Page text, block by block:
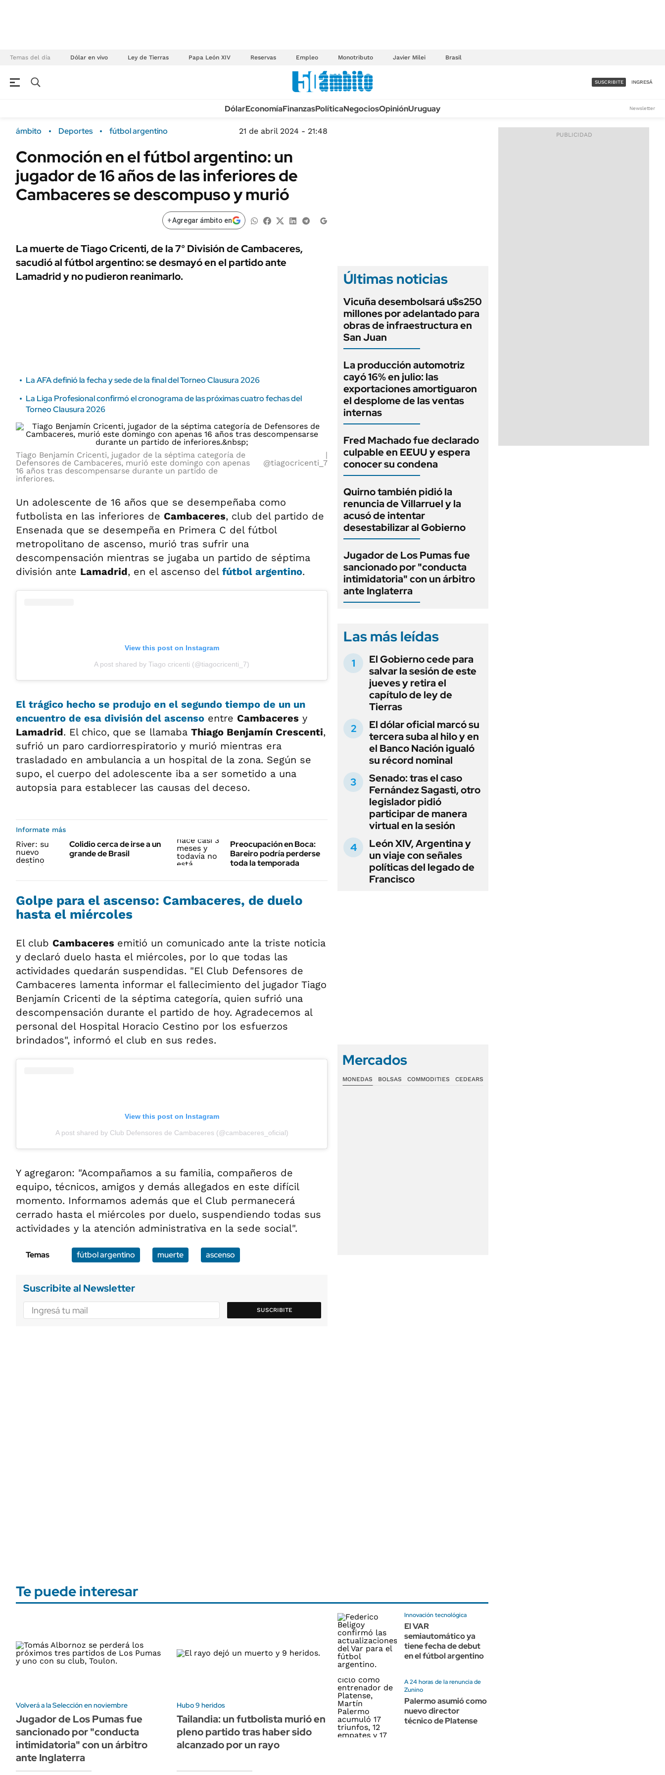
Temas del día Dólar en vivo Ley de Tierras Papa León XIV Reservas Empleo Monotributo Javier Milei Brasil
Campo
FINANZAS
Dólar
Real Estate
Sustentabilidad
POLÍTICA
URUGUAY
TECNOLOGÍA
MÉXICO
MUNDO
INFORMACIÓN GENERAL
ESPECTÁCULOS
AUTOS
ACCESO FULL - $1.800/MES
SUSCRIBITE INGRESÁ
DólarEconomíaFinanzasPolíticaNegociosOpiniónUruguay Newsletter
ámbito Deportes fútbol argentino 21 de abril 2024 - 21:48
Conmoción en el fútbol argentino: un
jugador de 16 años de las inferiores de
Cambaceres se descompuso y murió
+Agregar ámbito en
La muerte de Tiago Cricenti, de la 7° División de Cambaceres,
sacudió al fútbol argentino: se desmayó en el partido ante
Lamadrid y no pudieron reanimarlo.
La AFA definió la fecha y sede de la final del Torneo Clausura 2026
La Liga Profesional confirmó el cronograma de las próximas cuatro fechas del
Torneo Clausura 2026
Tiago Benjamín Cricenti, jugador de la séptima categoría de
Defensores de Cambaceres, murió este domingo con apenas
16 años tras descompensarse durante un partido de
inferiores.
@tiagocricenti_7
Un adolescente de 16 años que se desempeñaba como
futbolista en las inferiores de Cambaceres, club del partido de
Ensenada que se desempeña en Primera C del fútbol
metropolitano de ascenso, murió tras sufrir una
descompensación mientras se jugaba un partido de séptima
división ante Lamadrid, en el ascenso del fútbol argentino.
View this post on Instagram
A post shared by Tiago cricenti (@tiagocricenti_7)
El trágico hecho se produjo en el segundo tiempo de un un
encuentro de esa división del ascenso entre Cambaceres y
Lamadrid. El chico, que se llamaba Thiago Benjamín Crescenti,
sufrió un paro cardiorrespiratorio y murió mientras era
trasladado en ambulancia a un hospital de la zona. Según se
supo, el cuerpo del adolescente iba a ser sometido a una
autopsia para establecer las causas del deceso.
Informate más
Colidio cerca de irse a un
grande de Brasil
Preocupación en Boca:
Bareiro podría perderse
toda la temporada
Golpe para el ascenso: Cambaceres, de duelo
hasta el miércoles
El club Cambaceres emitió un comunicado ante la triste noticia
y declaró duelo hasta el miércoles, por lo que todas las
actividades quedarán suspendidas. "El Club Defensores de
Cambaceres lamenta informar el fallecimiento del jugador Tiago
Benjamín Cricenti de la séptima categoría, quien sufrió una
descompensación durante el partido de hoy. Agradecemos al
personal del Hospital Horacio Cestino por los esfuerzos
brindados", informó el club en sus redes.
View this post on Instagram
A post shared by Club Defensores de Cambaceres (@cambaceres_oficial)
Y agregaron: "Acompañamos a su familia, compañeros de
equipo, técnicos, amigos y demás allegados en este difícil
momento. Informamos además que el Club permanecerá
cerrado hasta el miércoles por duelo, suspendiendo todas sus
actividades y la atención administrativa en la sede social".
Temas fútbol argentino muerte ascenso
Suscribite al Newsletter
SUSCRIBITE
Últimas noticias
Vicuña desembolsará u$s250
millones por adelantado para
obras de infraestructura en
San Juan
La producción automotriz
cayó 16% en julio: las
exportaciones amortiguaron
el desplome de las ventas
internas
Fred Machado fue declarado
culpable en EEUU y espera
conocer su condena
Quirno también pidió la
renuncia de Villarruel y la
acusó de intentar
desestabilizar al Gobierno
Jugador de Los Pumas fue
sancionado por "conducta
intimidatoria" con un árbitro
ante Inglaterra
Las más leídas
El Gobierno cede para
salvar la sesión de este
jueves y retira el
capítulo de ley de
Tierras
El dólar oficial marcó su
tercera suba al hilo y en
el Banco Nación igualó
su récord nominal
Senado: tras el caso
Fernández Sagasti, otro
legislador pidió
participar de manera
virtual en la sesión
León XIV, Argentina y
un viaje con señales
políticas del legado de
Francisco
Mercados
MONEDAS BOLSAS COMMODITIES CEDEARS
Te puede interesar
Volverá a la Selección en noviembre
Jugador de Los Pumas fue
sancionado por "conducta
intimidatoria" con un árbitro
ante Inglaterra
Hubo 9 heridos
Tailandia: un futbolista murió en
pleno partido tras haber sido
alcanzado por un rayo
Innovación tecnológica
El VAR
semiautomático ya
tiene fecha de debut
en el fútbol argentino
A 24 horas de la renuncia de
Zunino
Palermo asumió como
nuevo director
técnico de Platense